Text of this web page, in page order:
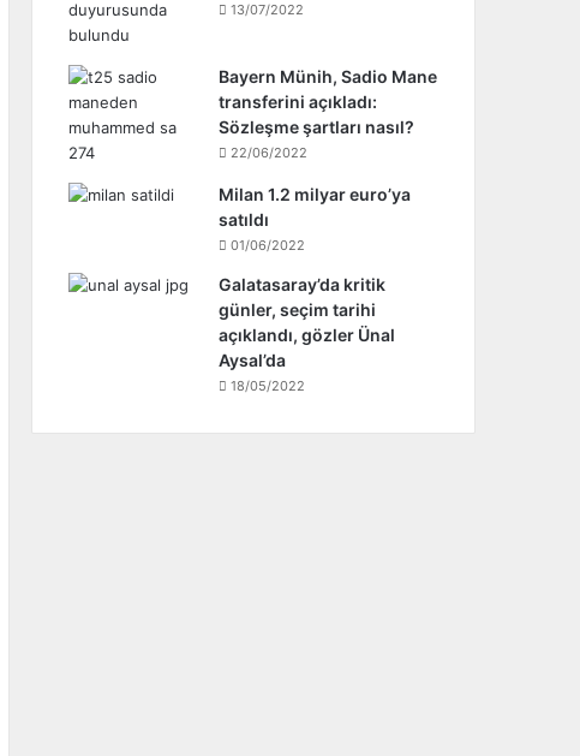
13/07/2022
Bayern Münih, Sadio Mane
transferini açıkladı:
Sözleşme şartları nasıl?
22/06/2022
Milan 1.2 milyar euro’ya
satıldı
01/06/2022
Galatasaray’da kritik
günler, seçim tarihi
açıklandı, gözler Ünal
Aysal’da
18/05/2022